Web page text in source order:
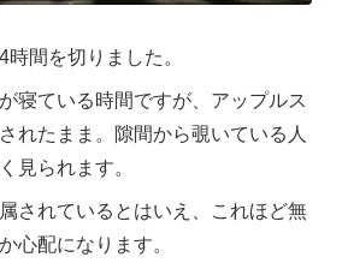
間を切りました。
寝ている時間ですが、アップルス
れたまま。隙間から覗いている人
見られます。
されているとはいえ、これほど無
心配になります。